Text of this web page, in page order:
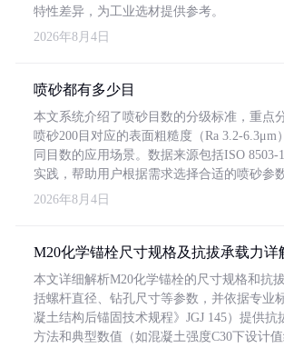
特性差异，为工业选材提供参考。
2026年8月4日
喷砂都有多少目
本文系统介绍了喷砂目数的分级标准，重点
喷砂200目对应的表面粗糙度（Ra 3.2-6.3μm
同目数的应用场景。数据来源包括ISO 8503-
实践，帮助用户根据需求选择合适的喷砂参数
2026年8月4日
M20化学锚栓尺寸规格及抗拔承载力详
本文详细解析M20化学锚栓的尺寸规格和抗
括螺杆直径、钻孔尺寸等参数，并依据专业
凝土结构后锚固技术规程》JGJ 145）提供抗
方法和典型数值（如混凝土强度C30下设计值